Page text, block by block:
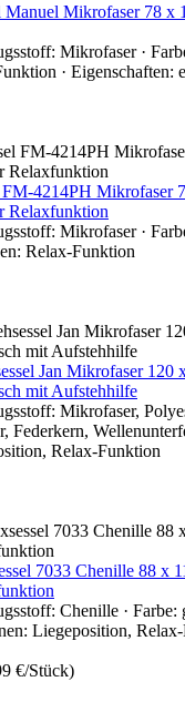
Manuel Mikrofaser 78 x
Mikrofaser ·
· Eigenschaften:
FM-4214PH Mikrofaser
Relaxfunktion
Mikrofaser ·
Relax-Funktion
Jan Mikrofaser 120
mit Aufstehhilfe
Mikrofaser,
Federkern,
Relax-Funktion
7033 Chenille 88 x
Chenille · Farbe:
Liegeposition,
€/Stück)